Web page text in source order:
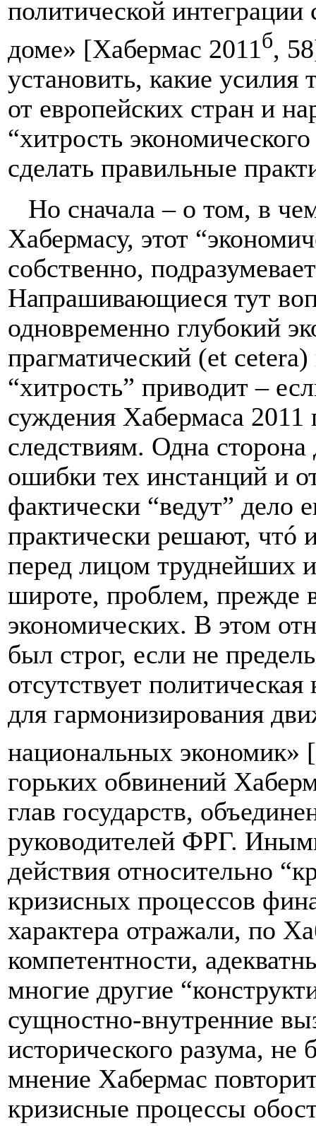
политической
доме» [Хабермас 2011б,
установить, какие усилия
от европейских стран и
“хитрость
сделать правильные
Но сначала – о том, в
Хабермасу, этот
собственно,
Напрашивающиеся тут
одновременно глубокий
прагматический (et cetera)
“хитрость” приводит –
суждения Хабермаса
следствиям. Одна
ошибки тех инстанций и
фактически “ведут” дело
практически решают, чтó
перед лицом труднейших
широте, проблем, прежде
экономических. В этом
был строг, если не
отсутствует
для гармонизирования
национальных экономик»
горьких обвинений
глав государств,
руководителей ФРГ.
действия относительно
кризисных процессов
характера отражали, по
компетентности,
многие другие
сущностно-внутренние
исторического разума, не
мнение Хабермас
кризисные процессы